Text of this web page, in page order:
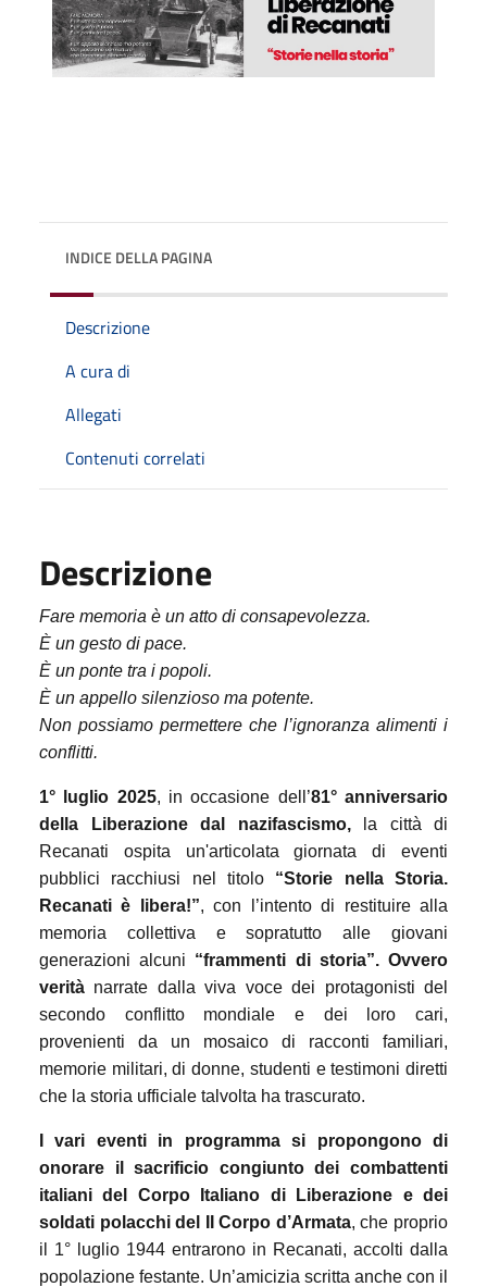
INDICE DELLA PAGINA
Descrizione
A cura di
Allegati
Contenuti correlati
Descrizione
Fare memoria è un atto di consapevolezza.
È un gesto di pace.
È un ponte tra i popoli.
È un appello silenzioso ma potente.
Non possiamo permettere che l’ignoranza alimenti i
conflitti.
1° luglio 2025, in occasione dell’81° anniversario
della Liberazione dal nazifascismo,la città di
Recanati ospita un'articolata giornata di eventi
pubblici racchiusi nel titolo “Storie nella Storia.
Recanati è libera!”, con l’intento di restituire alla
memoria collettiva e sopratutto alle giovani
generazioni alcuni “frammenti di storia”. Ovvero
verità narrate dalla viva voce dei protagonisti del
secondo conflitto mondiale e dei loro cari,
provenienti da un mosaico di racconti familiari,
memorie militari, di donne, studenti e testimoni diretti
che la storia ufficiale talvolta ha trascurato.
I vari eventi in programma si propongono di
onorare il sacrificio congiunto dei combattenti
italiani del Corpo Italiano di Liberazione e dei
soldati polacchi del II Corpo d’Armata, che proprio
il 1° luglio 1944 entrarono in Recanati, accolti dalla
popolazione festante. Un’amicizia scritta anche con il